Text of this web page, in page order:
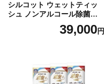
シルコット ウェットティッ
シュ ノンアルコール除菌詰
替（43枚×3P）×24袋 日用品
おもちゃ 拭き取り 手拭き 外
39,000円